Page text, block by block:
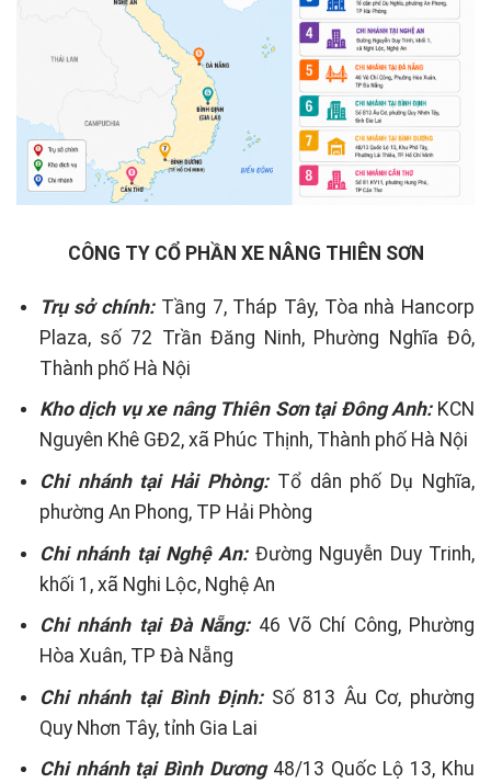
CÔNG TY CỔ PHẦN XE NÂNG THIÊN SƠN
Trụ sở chính:Tầng 7, Tháp Tây, Tòa nhà Hancorp
Plaza, số 72 Trần Đăng Ninh, Phường Nghĩa Đô,
Thành phố Hà Nội
Kho dịch vụ xe nâng Thiên Sơn tại Đông Anh: KCN
Nguyên Khê GĐ2, xã Phúc Thịnh, Thành phố Hà Nội
Chi nhánh tại Hải Phòng: Tổ dân phố Dụ Nghĩa,
phường An Phong, TP Hải Phòng
Chi nhánh tại Nghệ An: Đường Nguyễn Duy Trinh,
khối 1, xã Nghi Lộc, Nghệ An
Chi nhánh tại Đà Nẵng:46 Võ Chí Công, Phường
Hòa Xuân, TP Đà Nẵng
Chi nhánh tại Bình Định:Số 813 Âu Cơ, phường
Quy Nhơn Tây, tỉnh Gia Lai
Chi nhánh tại Bình Dương 48/13 Quốc Lộ 13, Khu